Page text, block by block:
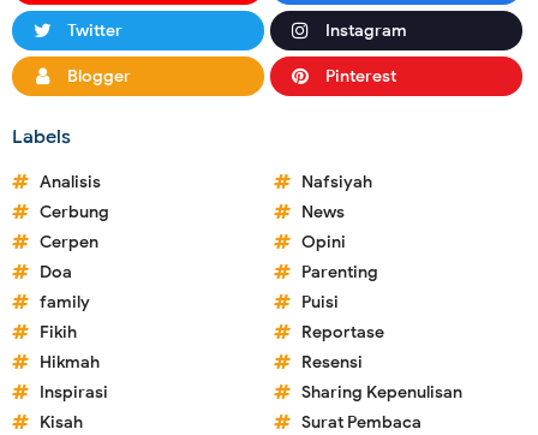
Twitter Instagram
Blogger Pinterest
Labels
Analisis
Cerbung
Cerpen
Doa
family
Fikih
Hikmah
Inspirasi
Kisah
Nafsiyah
News
Opini
Parenting
Puisi
Reportase
Resensi
Sharing Kepenulisan
Surat Pembaca